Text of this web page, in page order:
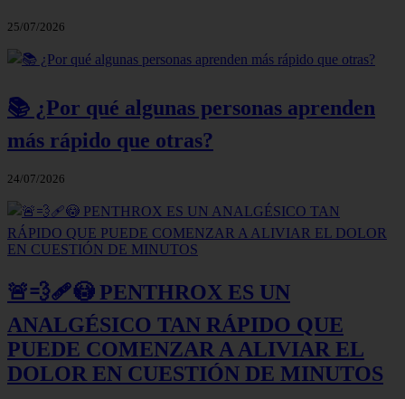
25/07/2026
📚 ¿Por qué algunas personas aprenden
más rápido que otras?
24/07/2026
🚨💨🩹😳 PENTHROX ES UN
ANALGÉSICO TAN RÁPIDO QUE
PUEDE COMENZAR A ALIVIAR EL
DOLOR EN CUESTIÓN DE MINUTOS